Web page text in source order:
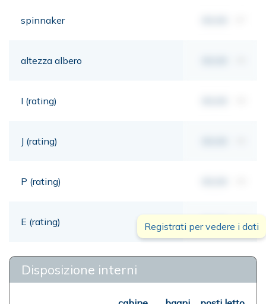
spinnaker
altezza albero
I (rating)
J (rating)
P (rating)
E (rating) 00,00 mt
Registrati per vedere i dati
Disposizione interni